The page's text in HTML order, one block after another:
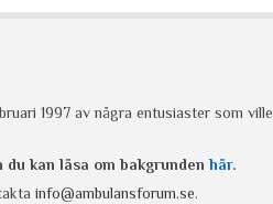
1997 av några entusiaster som
kan läsa om bakgrunden här.
info@ambulansforum.se.